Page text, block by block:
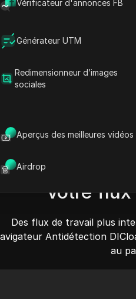
Vérificateur d'annonces FB
Générateur UTM
Redimensionneur d’images
sociales
Aperçus des meilleures vidéos
Airdrop
avec les
adaptées à un usage
:
votre
Des flux de travail plus
Antidétection
au